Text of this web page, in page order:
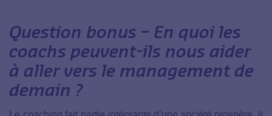
Question bonus – En quoi les
coachs peuvent-ils nous aider
à aller vers le management de
demain ?